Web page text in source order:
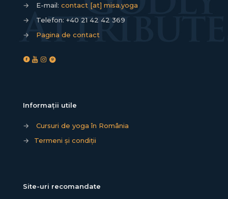
→ E-mail: contact [at] misa.yoga
→
Telefon: +40 21 42 42 369
→
Pagina de contact
Informații utile
→
Cursuri de yoga în România
→
Termeni și condiții
Site-uri recomandate